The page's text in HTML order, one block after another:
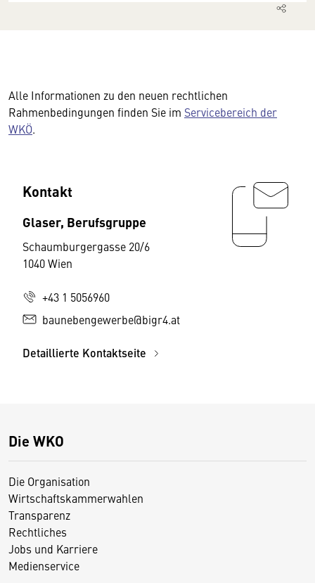
Alle Informationen zu den neuen rechtlichen
Rahmenbedingungen finden Sie im Servicebereich der
WKÖ.
Kontakt
Glaser, Berufsgruppe
Schaumburgergasse 20/6
1040 Wien
+43 1 5056960
baunebengewerbe@bigr4.at
Detaillierte Kontaktseite
Die WKO
Die Organisation
Wirtschaftskammerwahlen
Transparenz
Rechtliches
Jobs und Karriere
Medienservice